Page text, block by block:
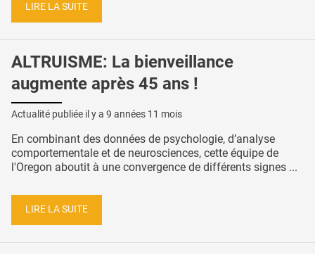
LIRE LA SUITE
ALTRUISME: La bienveillance
augmente après 45 ans !
Actualité publiée il y a 9 années 11 mois
En combinant des données de psychologie, d’analyse
comportementale et de neurosciences, cette équipe de
l'Oregon aboutit à une convergence de différents signes ...
LIRE LA SUITE